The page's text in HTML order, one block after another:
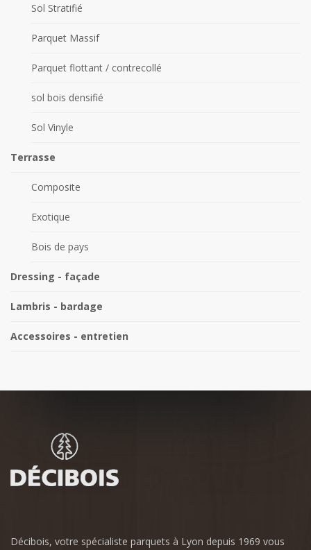
Sol Stratifié
Parquet Massif
Parquet flottant / contrecollé
sol bois densifié
Sol Vinyle
Terrasse
Composite
Exotique
Bois de pays
Dressing - façade
Lambris - bardage
Accessoires - entretien
Décibois, votre spécialiste parquets à Lyon depuis 1969 vous